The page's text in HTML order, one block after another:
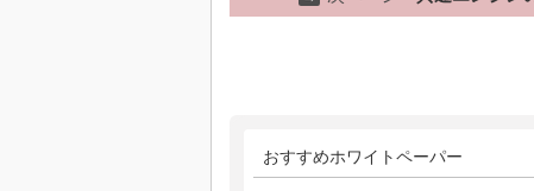
おすすめホワイトペーパー